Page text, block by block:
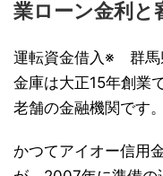
業ローン金利と
運転資金借入※ 群馬
金庫は大正15年創業
老舗の金融機関です。
かつてアイオー信用